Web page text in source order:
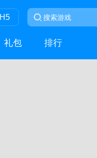
H5
礼包 排行